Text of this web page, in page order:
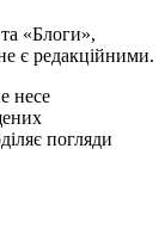
«Блоги»,
є редакційними.
несе
погляди